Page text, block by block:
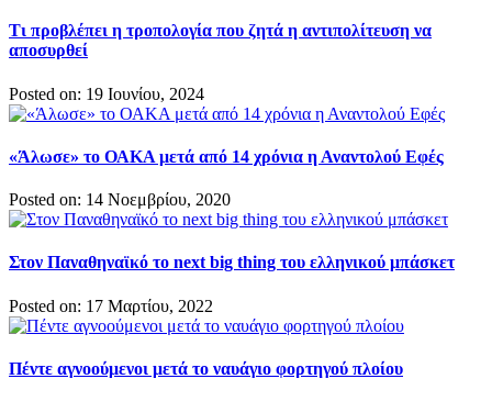
Τι προβλέπει η τροπολογία που ζητά η αντιπολίτευση να
αποσυρθεί
Posted on: 19 Ιουνίου, 2024
«Άλωσε» το ΟΑΚΑ μετά από 14 χρόνια η Αναντολού Εφές
Posted on: 14 Νοεμβρίου, 2020
Στον Παναθηναϊκό το next big thing του ελληνικού μπάσκετ
Posted on: 17 Μαρτίου, 2022
Πέντε αγνοούμενοι μετά το ναυάγιο φορτηγού πλοίου